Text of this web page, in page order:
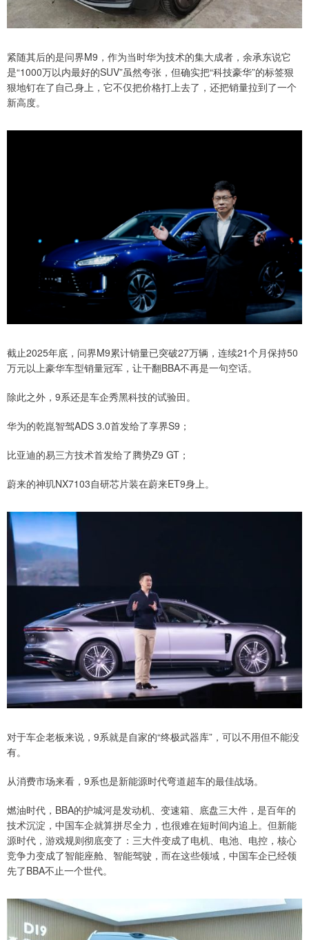
紧随其后的是问界M9，作为当时华为技术的集大成者，余承东说它
是“1000万以内最好的SUV”虽然夸张，但确实把“科技豪华”的标签狠
狠地钉在了自己身上，它不仅把价格打上去了，还把销量拉到了一个
新高度。
截止2025年底，问界M9累计销量已突破27万辆，连续21个月保持50
万元以上豪华车型销量冠军，让干翻BBA不再是一句空话。
除此之外，9系还是车企秀黑科技的试验田。
华为的乾崑智驾ADS 3.0首发给了享界S9；
比亚迪的易三方技术首发给了腾势Z9 GT；
蔚来的神玑NX7103自研芯片装在蔚来ET9身上。
对于车企老板来说，9系就是自家的“终极武器库”，可以不用但不能没
有。
从消费市场来看，9系也是新能源时代弯道超车的最佳战场。
燃油时代，BBA的护城河是发动机、变速箱、底盘三大件，是百年的
技术沉淀，中国车企就算拼尽全力，也很难在短时间内追上。但新能
源时代，游戏规则彻底变了：三大件变成了电机、电池、电控，核心
竞争力变成了智能座舱、智能驾驶，而在这些领域，中国车企已经领
先了BBA不止一个世代。